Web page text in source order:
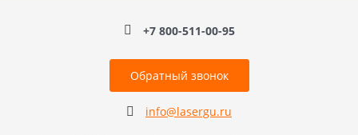
+7 800-511-00-95
Обратный звонок
info@lasergu.ru